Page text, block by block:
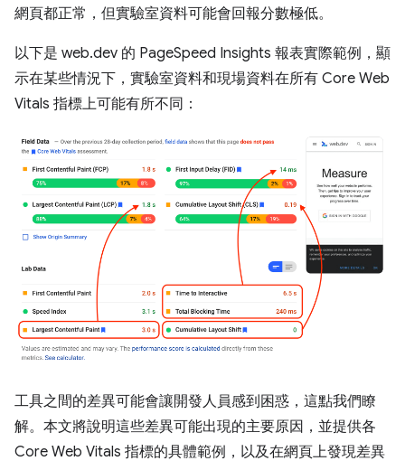
網頁都正常，但實驗室資料可能會回報分數極低。
以下是 web.dev 的 PageSpeed Insights 報表實際範例，顯
示在某些情況下，實驗室資料和現場資料在所有 Core Web
Vitals 指標上可能有所不同：
工具之間的差異可能會讓開發人員感到困惑，這點我們瞭
解。本文將說明這些差異可能出現的主要原因，並提供各
Core Web Vitals 指標的具體範例，以及在網頁上發現差異